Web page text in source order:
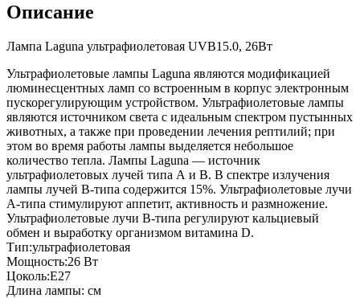
Описание
Лампа Laguna ультрафиолетовая UVB15.0, 26Вт
Ультрафиолетовые лампы Laguna являются модификацией
люминесцентных ламп со встроенным в корпус электронным
пускорегулирующим устройством. Ультрафиолетовые лампы
являются источником света с идеальным спектром пустынных
животных, а также при проведении лечения рептилий; при
этом во время работы лампы выделяется небольшое
количество тепла. Лампы Laguna — источник
ультрафиолетовых лучей типа А и В. В спектре излучения
лампы лучей В-типа содержится 15%. Ультрафиолетовые лучи
А-типа стимулируют аппетит, активность и размножение.
Ультрафиолетовые лучи В-типа регулируют кальциевый
обмен и выработку организмом витамина D.
Тип:ультрафиолетовая
Мощность:26 Вт
Цоколь:E27
Длина лампы: см